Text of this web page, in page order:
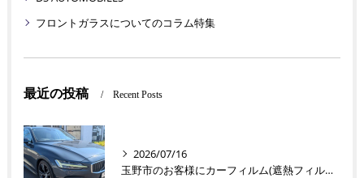
フロントガラスについてのコラム特集
最近の投稿 Recent Posts
2026/07/16
玉野市のお客様にカーフィルム(遮熱フィルム) V60【nexus株式会社】